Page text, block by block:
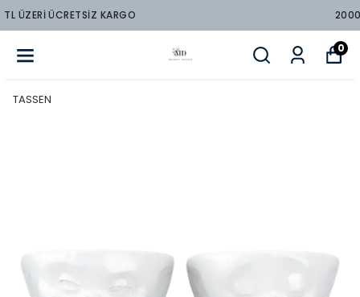
2000 TL ÜZERİ ÜCRETSİZ KARGO
0
TASSEN